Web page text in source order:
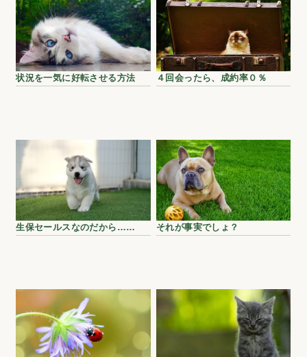
状況を一気に好転させる方法 ４回会ったら、成約率０％
生保セールスなのだから…… それが事実でしょ？